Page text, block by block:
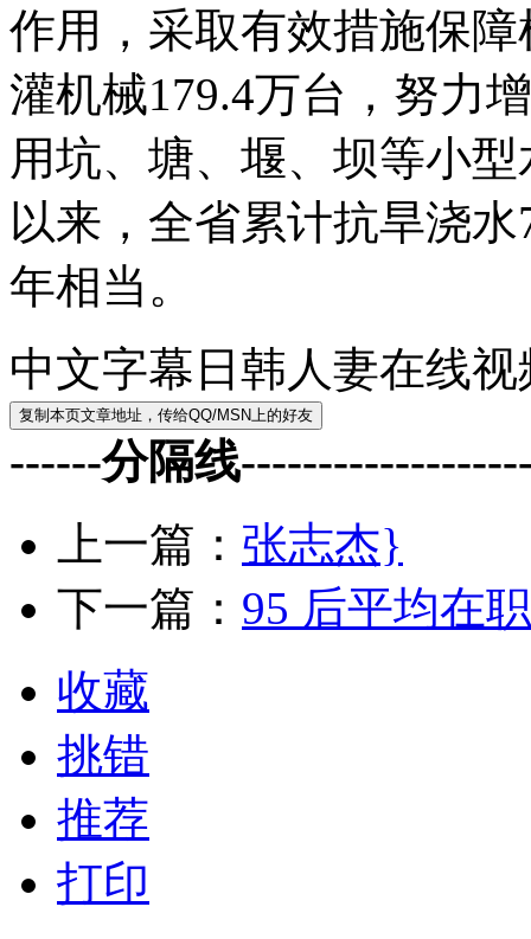
作用，采取有效措施保
灌机械179.4万台，努力
用坑、塘、堰、坝等小
以来，全省累计抗旱浇
年相当。
中文字幕日韩人妻在线
------分隔线
上一篇： 张志杰}
下一篇： 95 后平均在
收藏
挑错
推荐
打印